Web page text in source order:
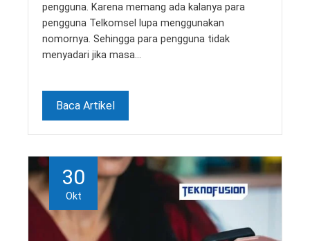
pengguna. Karena memang ada kalanya para
pengguna Telkomsel lupa menggunakan
nomornya. Sehingga para pengguna tidak
menyadari jika masa…
Baca Artikel
30
Okt